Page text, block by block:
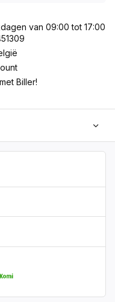
van 09:00 tot 17:00
Biller!